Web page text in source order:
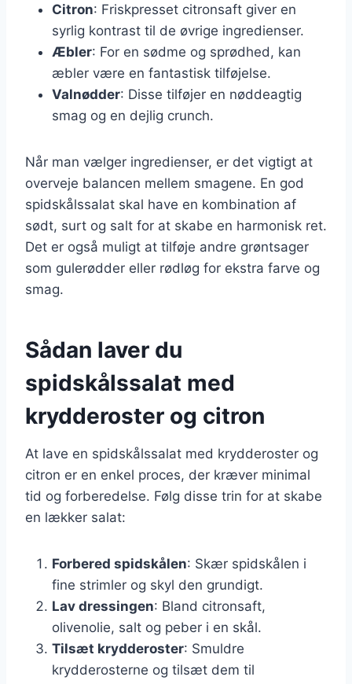
Citron: Friskpresset citronsaft giver en
syrlig kontrast til de øvrige ingredienser.
Æbler: For en sødme og sprødhed, kan
æbler være en fantastisk tilføjelse.
Valnødder: Disse tilføjer en nøddeagtig
smag og en dejlig crunch.
Når man vælger ingredienser, er det vigtigt at
overveje balancen mellem smagene. En god
spidskålssalat skal have en kombination af
sødt, surt og salt for at skabe en harmonisk ret.
Det er også muligt at tilføje andre grøntsager
som gulerødder eller rødløg for ekstra farve og
smag.
Sådan laver du
spidskålssalat med
krydderoster og citron
At lave en spidskålssalat med krydderoster og
citron er en enkel proces, der kræver minimal
tid og forberedelse. Følg disse trin for at skabe
en lækker salat:
Forbered spidskålen: Skær spidskålen i
fine strimler og skyl den grundigt.
Lav dressingen: Bland citronsaft,
olivenolie, salt og peber i en skål.
Tilsæt krydderoster: Smuldre
krydderosterne og tilsæt dem til